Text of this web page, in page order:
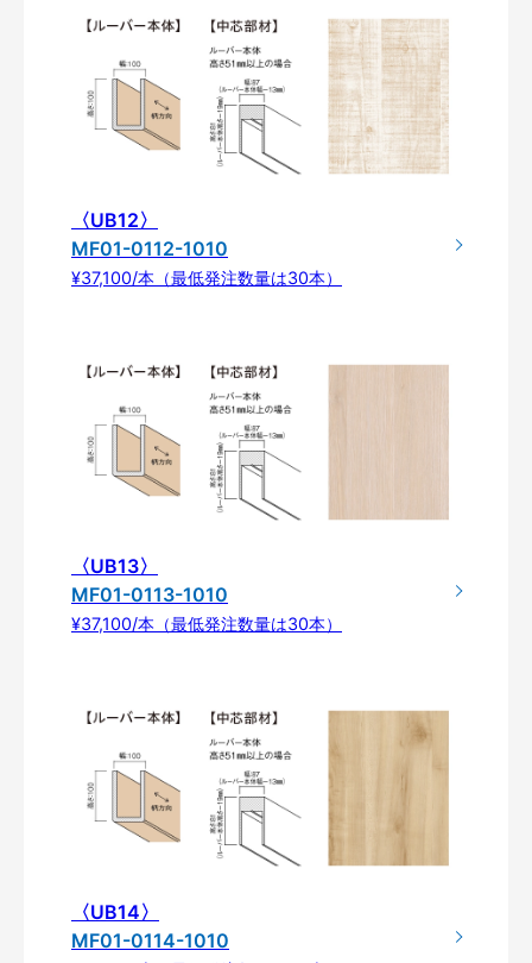
〈UB12〉
MF01-0112-1010
¥37,100/本（最低発注数量は30本）
〈UB13〉
MF01-0113-1010
¥37,100/本（最低発注数量は30本）
〈UB14〉
MF01-0114-1010